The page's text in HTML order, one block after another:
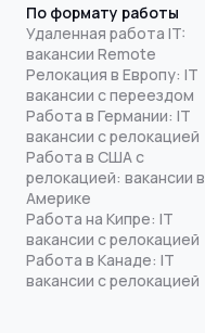
По формату работы
Удаленная работа IT:
вакансии Remote
Релокация в Европу: IT
вакансии с переездом
Работа в Германии: IT
вакансии с релокацией
Работа в США с
релокацией: вакансии в
Америке
Работа на Кипре: IT
вакансии с релокацией
Работа в Канаде: IT
вакансии с релокацией